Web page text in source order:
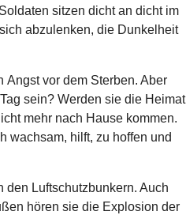
sitzen dicht an dicht im
abzulenken, die Dunkelheit
vor dem Sterben. Aber
sein? Werden sie die Heimat
mehr nach Hause kommen.
wachsam, hilft, zu hoffen und
den Luftschutzbunkern. Auch
hören sie die Explosion der